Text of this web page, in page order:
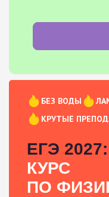
БЕЗ ВОДЫ
КРУТЫЕ
ЕГЭ 2027:
КУРС
ПО